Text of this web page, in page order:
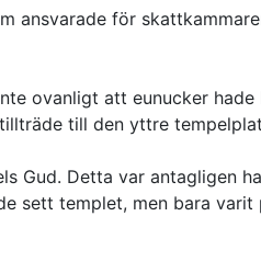
ansvarade för
ovanligt att eunucker
till den yttre
Gud. Detta var antagligen
sett templet, men bara